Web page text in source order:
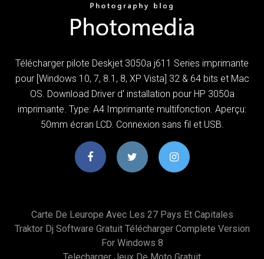
Télécharger pilote Deskjet 3050a j611 Series imprimante
pour [Windows 10, 7, 8.1, 8, XP Vista] 32 & 64 bits et Mac
OS. Download Driver d' installation pour HP 3050a
imprimante. Type: A4 Imprimante multifonction. Aperçu:
50mm écran LCD. Connexion sans fil et USB.
Carte De Leurope Avec Les 27 Pays Et Capitales
Traktor Dj Software Gratuit Télécharger Complete Version
For Windows 8